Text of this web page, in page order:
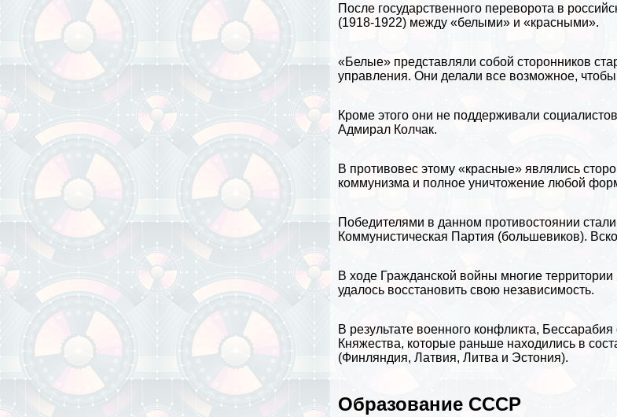
После государственного переворота в
(1918-1922) между «белыми» и «красными».
«Белые» представляли собой сторонников
управления. Они делали все возможное,
Кроме этого они не поддерживали
Адмирал Колчак.
В противовес этому «красные» являлись
коммунизма и полное уничтожение любой
Победителями в данном противостоянии
Коммунистическая Партия (большевиков).
В ходе Гражданской войны многие
удалось восстановить свою независимость.
В результате военного конфликта, Бессарабия
Княжества, которые раньше находились в
(Финляндия,Латвия,Литва и Эстония).
Образование СССР